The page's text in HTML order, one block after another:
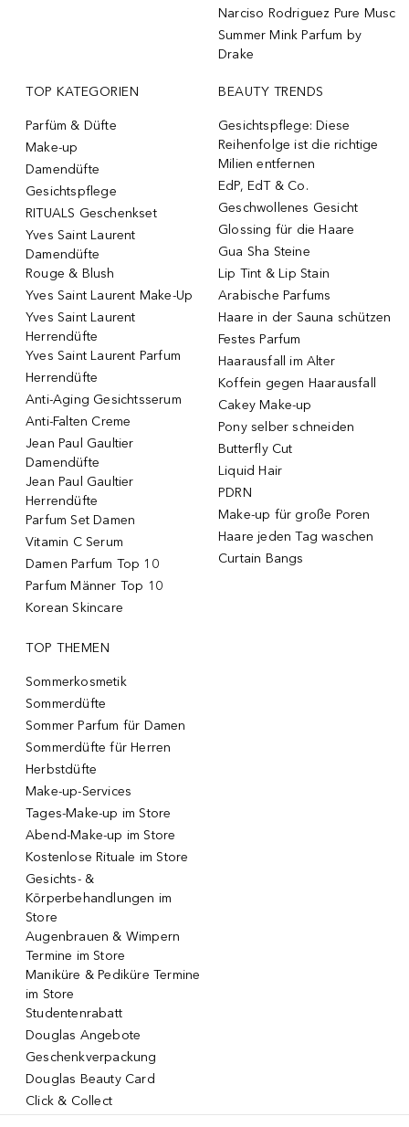
Narciso Rodriguez Pure Musc
Summer Mink Parfum by
Drake
TOP KATEGORIEN
Parfüm & Düfte
Make-up
Damendüfte
Gesichtspflege
RITUALS Geschenkset
Yves Saint Laurent
Damendüfte
Rouge & Blush
Yves Saint Laurent Make-Up
Yves Saint Laurent
Herrendüfte
Yves Saint Laurent Parfum
Herrendüfte
Anti-Aging Gesichtsserum
Anti-Falten Creme
Jean Paul Gaultier
Damendüfte
Jean Paul Gaultier
Herrendüfte
Parfum Set Damen
Vitamin C Serum
Damen Parfum Top 10
Parfum Männer Top 10
Korean Skincare
BEAUTY TRENDS
Gesichtspflege: Diese
Reihenfolge ist die richtige
Milien entfernen
EdP, EdT & Co.
Geschwollenes Gesicht
Glossing für die Haare
Gua Sha Steine
Lip Tint & Lip Stain
Arabische Parfums
Haare in der Sauna schützen
Festes Parfum
Haarausfall im Alter
Koffein gegen Haarausfall
Cakey Make-up
Pony selber schneiden
Butterfly Cut
Liquid Hair
PDRN
Make-up für große Poren
Haare jeden Tag waschen
Curtain Bangs
TOP THEMEN
Sommerkosmetik
Sommerdüfte
Sommer Parfum für Damen
Sommerdüfte für Herren
Herbstdüfte
Make-up-Services
Tages-Make-up im Store
Abend-Make-up im Store
Kostenlose Rituale im Store
Gesichts- &
Körperbehandlungen im
Store
Augenbrauen & Wimpern
Termine im Store
Maniküre & Pediküre Termine
im Store
Studentenrabatt
Douglas Angebote
Geschenkverpackung
Douglas Beauty Card
Click & Collect